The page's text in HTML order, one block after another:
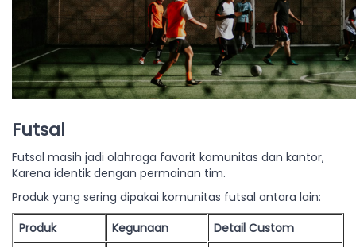
Futsal
Futsal masih jadi olahraga favorit komunitas dan kantor,
Karena identik dengan permainan tim.
Produk yang sering dipakai komunitas futsal antara lain:
Produk
Kegunaan Detail Custom